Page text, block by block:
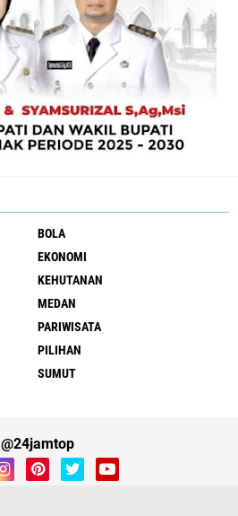
BOLA
EKONOMI
KEHUTANAN
MEDAN
PARIWISATA
PILIHAN
SUMUT
@24jamtop